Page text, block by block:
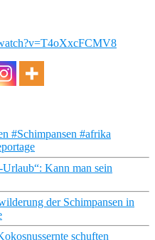
#Schimpansen #afrika
Kann man sein
der Schimpansen in
schuften